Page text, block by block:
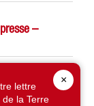
–
×
lettre
la Terre